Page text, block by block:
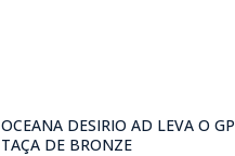
OCEANA DESIRIO AD LEVA O GP
TAÇA DE BRONZE